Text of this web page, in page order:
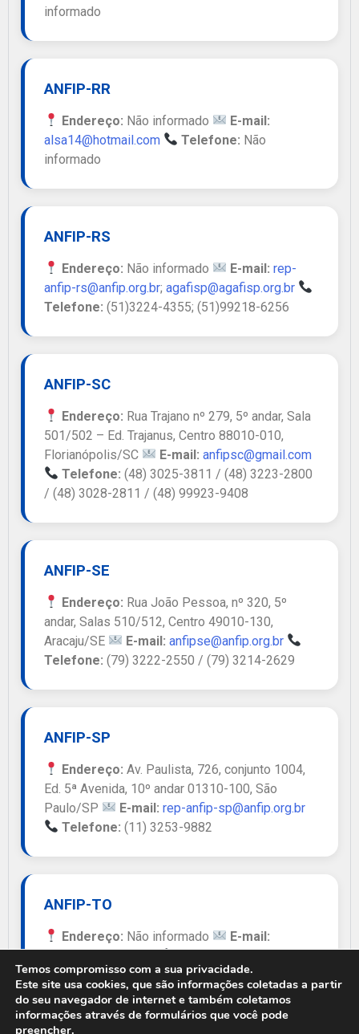
informado
ANFIP-RR
Endereço: Não informado
E-mail:
alsa14@hotmail.com
Telefone: Não
informado
ANFIP-RS
Endereço: Não informado E-mail: rep-
anfip-rs@anfip.org.br; agafisp@agafisp.org.br
Telefone: (51)3224-4355; (51)99218-6256
ANFIP-SC
Endereço: Rua Trajano nº 279, 5º andar, Sala
501/502 – Ed. Trajanus, Centro 88010-010,
Florianópolis/SC
E-mail: anfipsc@gmail.com
Telefone: (48) 3025-3811 / (48) 3223-2800
/ (48) 3028-2811 / (48) 99923-9408
ANFIP-SE
Endereço: Rua João Pessoa, nº 320, 5º
andar, Salas 510/512, Centro 49010-130,
Aracaju/SE
E-mail: anfipse@anfip.org.br
Telefone: (79) 3222-2550 / (79) 3214-2629
ANFIP-SP
Endereço: Av. Paulista, 726, conjunto 1004,
Ed. 5ª Avenida, 10º andar 01310-100, São
Paulo/SP
E-mail: rep-anfip-sp@anfip.org.br
Telefone: (11) 3253-9882
ANFIP-TO
Endereço: Não informado
E-mail:
informado
Temos compromisso com a sua privacidade.
Este site usa cookies, que são informações coletadas a partir
do seu navegador de internet e também coletamos
informações através de formulários que você pode
preencher.